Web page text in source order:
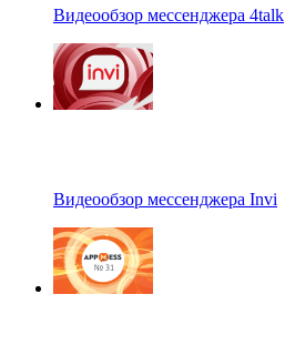
Видеообзор мессенджера 4talk
Видеообзор мессенджера Invi